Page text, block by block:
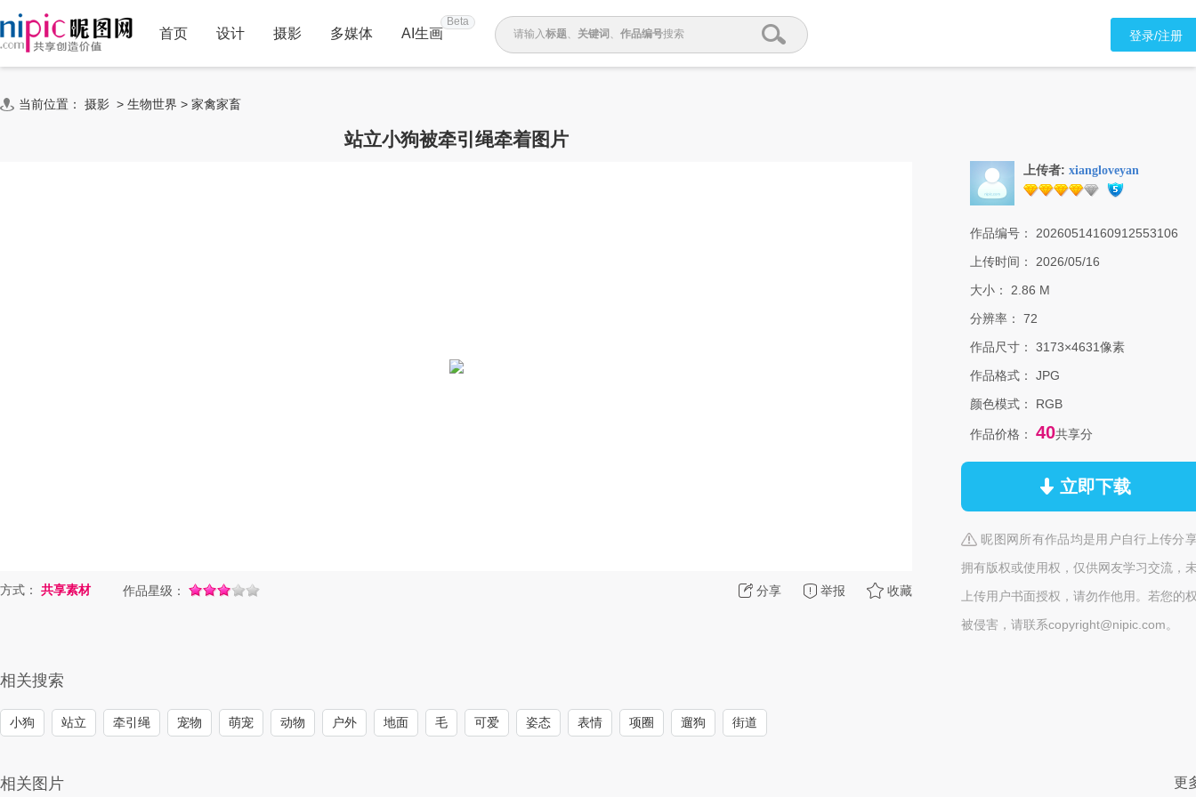
首页 设计 摄影 多媒体 AI生画
Beta
请输入标题、 关键词 、 作品编号搜索 登录/注册
当前位置： 摄影 > 生物世界 > 家禽家畜
站立小狗被牵引绳牵着图片
分享 举报 收藏
方式： 共享素材 作品星级：
上传者: xiangloveyan
作品编号：
20260514160912553106
上传时间：
2026/05/16
大小：
2.86 M
分辨率：
72
作品尺寸：
3173×4631像素
作品格式：
JPG
颜色模式：
RGB
作品价格： 40共享分
立即下载
昵图网所有作品均是用户自行上传分
拥有版权或使用权，仅供网友学习交流，
上传用户书面授权，请勿作他用。若您的
被侵害，请联系copyright@nipic.com。
相关搜索
小狗 站立 牵引绳 宠物 萌宠 动物 户外 地面 毛 可爱 姿态 表情 项圈 遛狗 街道
相关图片 更